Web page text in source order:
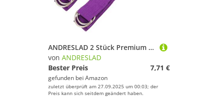
ANDRESLAD 2 Stück Premium Yoga Dehnband Sanft Hautfreundlich Waschbar Vielseitig für Ganzkörpertraining Pilates Stretching und Fitness im Haus für Yoga anfänger und Profis
von ANDRESLAD
Bester Preis
7,71 €
gefunden bei Amazon
zuletzt überprüft am 27.09.2025 um 00:03; der
Preis kann sich seitdem geändert haben.